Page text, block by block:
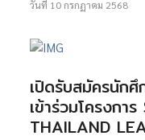
วันที่ 10 กรกฏาคม 2568
เปิดรับสมัครนักศึ
เข้าร่วมโครงกา
THAILAND